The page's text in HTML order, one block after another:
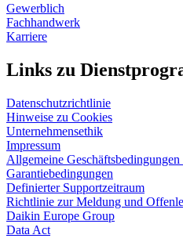
Gewerblich
Fachhandwerk
Karriere
Links zu
Datenschutzrichtlinie
Hinweise zu Cookies
Unternehmensethik
Impressum
Allgemeine
Garantiebedingungen
Definierter Supportzeitraum
Richtlinie zur Meldung und
Daikin Europe Group
Data Act